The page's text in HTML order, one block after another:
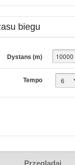
biegu
Dystans (m)
Tempo
Przeglądaj